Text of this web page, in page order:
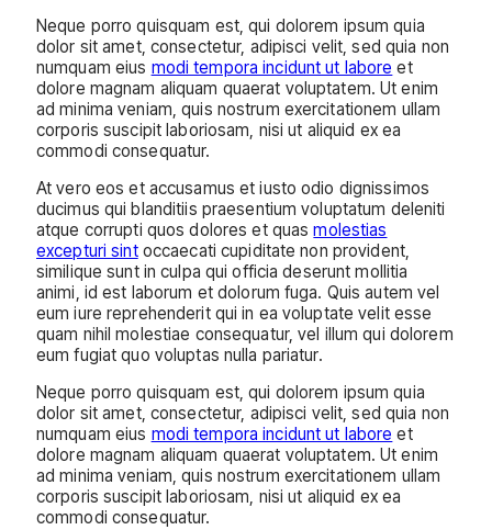
Neque porro quisquam est, qui dolorem ipsum quia
dolor sit amet, consectetur, adipisci velit, sed quia non
numquam eius modi tempora incidunt ut labore et
dolore magnam aliquam quaerat voluptatem. Ut enim
ad minima veniam, quis nostrum exercitationem ullam
corporis suscipit laboriosam, nisi ut aliquid ex ea
commodi consequatur.
At vero eos et accusamus et iusto odio dignissimos
ducimus qui blanditiis praesentium voluptatum deleniti
atque corrupti quos dolores et quasmolestias
excepturi sintoccaecati cupiditate non provident,
similique sunt in culpa qui officia deserunt mollitia
animi, id est laborum et dolorum fuga. Quis autem vel
eum iure reprehenderit qui in ea voluptate velit esse
quam nihil molestiae consequatur, vel illum qui dolorem
eum fugiat quo voluptas nulla pariatur.
Neque porro quisquam est, qui dolorem ipsum quia
dolor sit amet, consectetur, adipisci velit, sed quia non
numquam eius modi tempora incidunt ut labore et
dolore magnam aliquam quaerat voluptatem. Ut enim
ad minima veniam, quis nostrum exercitationem ullam
corporis suscipit laboriosam, nisi ut aliquid ex ea
commodi consequatur.